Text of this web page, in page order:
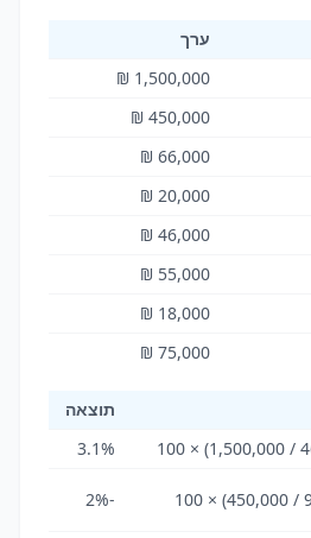
ערך
1,500,000 ₪
450,000 ₪
66,000 ₪
20,000 ₪
46,000 ₪
55,000 ₪
18,000 ₪
75,000 ₪
תוצאה
3.1%
-2%